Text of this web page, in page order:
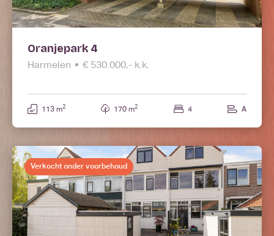
Oranjepark 4
Harmelen € 530.000,- k.k.
113 m2 170 m2 4 A
Verkocht onder voorbehoud